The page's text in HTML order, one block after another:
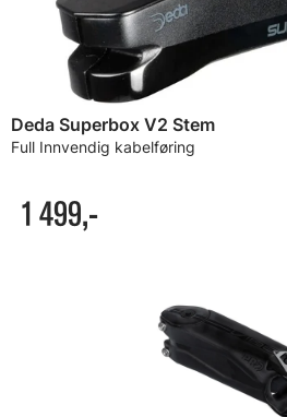
Deda Superbox V2 Stem
Full Innvendig kabelføring
1 499,-